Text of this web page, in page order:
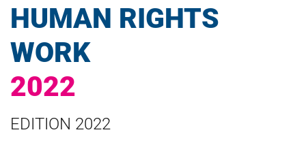
HUMAN RIGHTS
WORK
2022
EDITION 2022